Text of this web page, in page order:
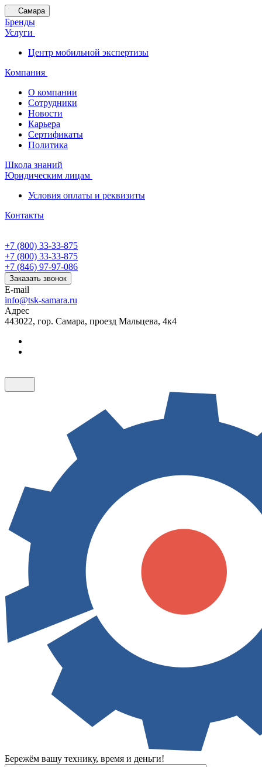
Самара
Бренды
Услуги
Центр мобильной экспертизы
Компания
О компании
Сотрудники
Новости
Карьера
Сертификаты
Политика
Школа знаний
Юридическим лицам
Условия оплаты и реквизиты
Контакты
+7 (800) 33-33-875
+7 (800) 33-33-875
+7 (846) 97-97-086
Заказать звонок
E-mail
info@tsk-samara.ru
Адрес
443022, гор. Самара, проезд Мальцева, 4к4
Бережём вашу технику, время и деньги!